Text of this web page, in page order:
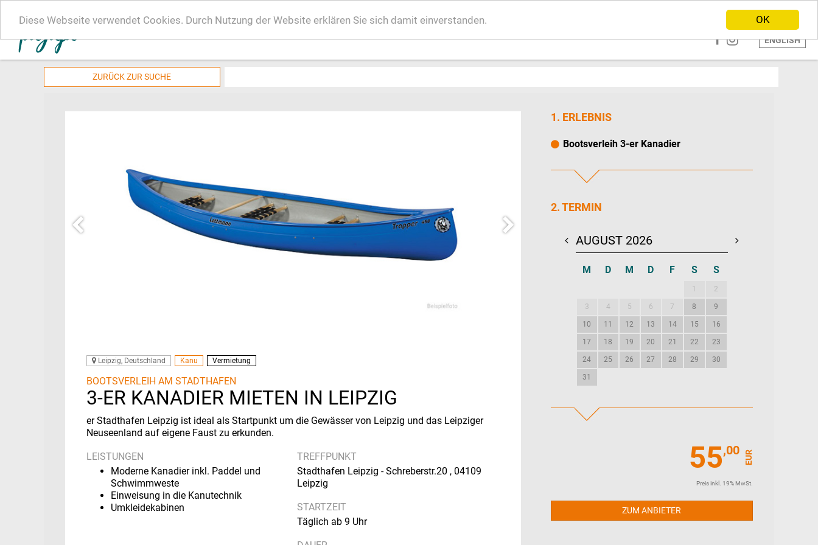
OK
Diese Webseite verwendet Cookies. Durch Nutzung der Website erklären Sie sich damit einverstanden.
ANBIETER WERDEN HOME
ENGLISH
ZURÜCK ZUR SUCHE
Leipzig, Deutschland Kanu Vermietung
BOOTSVERLEIH AM STADTHAFEN
3-ER KANADIER MIETEN IN LEIPZIG
er Stadthafen Leipzig ist ideal als Startpunkt um die Gewässer von Leipzig und das Leipziger
Neuseenland auf eigene Faust zu erkunden.
LEISTUNGEN
Moderne Kanadier inkl. Paddel und
Schwimmweste
Einweisung in die Kanutechnik
Umkleidekabinen
TREFFPUNKT
Stadthafen Leipzig - Schreberstr.20 , 04109
Leipzig
STARTZEIT
Täglich ab 9 Uhr
1. ERLEBNIS
Bootsverleih 3-er Kanadier
2. TERMIN
AUGUST 2026
M D M D F S S
1 2
3 4 5 6 7 8 9
10 11 12 13 14 15 16
17 18 19 20 21 22 23
24 25 26 27 28 29 30
31
SEPTEMBER
55,00 EUR
Preis inkl. 19% MwSt.
ZUM ANBIETER